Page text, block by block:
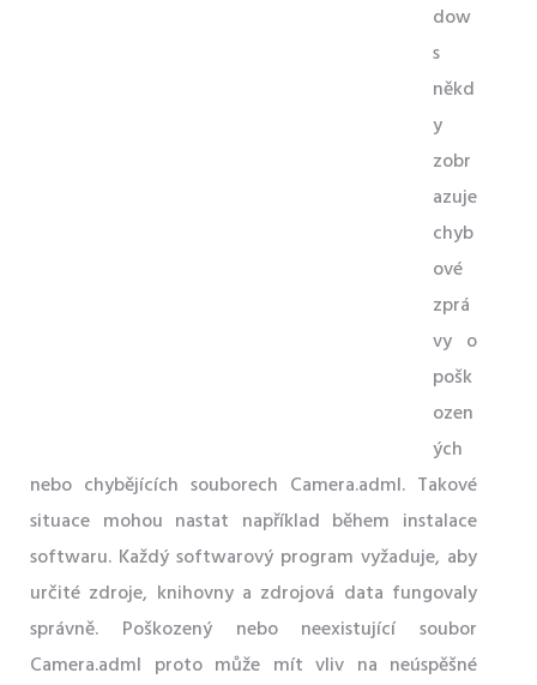
dow
s
někd
y
zobr
azuje
chyb
ové
zprá
vy o
pošk
ozen
ých
nebo chybějících souborech Camera.adml. Takové
situace mohou nastat například během instalace
softwaru. Každý softwarový program vyžaduje, aby
určité zdroje, knihovny a zdrojová data fungovaly
správně. Poškozený nebo neexistující soubor
Camera.adml proto může mít vliv na neúspěšné